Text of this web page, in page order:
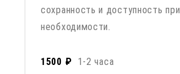
сохранность и доступность при
необходимости.
1500 ₽ 1-2 часа